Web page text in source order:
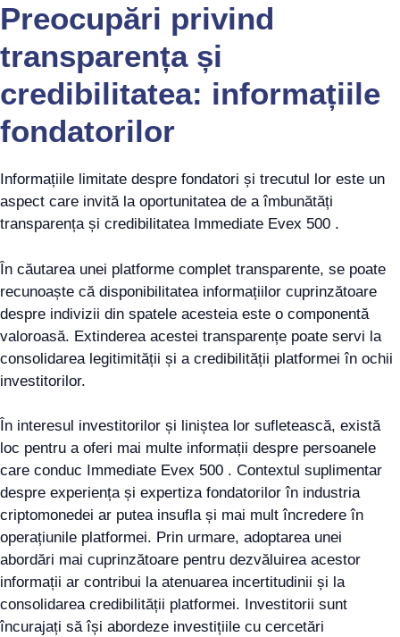
Preocupări privind
transparența și
credibilitatea: informațiile
fondatorilor
Informațiile limitate despre fondatori și trecutul lor este un
aspect care invită la oportunitatea de a îmbunătăți
transparența și credibilitatea Immediate Evex 500 .
În căutarea unei platforme complet transparente, se poate
recunoaște că disponibilitatea informațiilor cuprinzătoare
despre indivizii din spatele acesteia este o componentă
valoroasă. Extinderea acestei transparențe poate servi la
consolidarea legitimității și a credibilității platformei în ochii
investitorilor.
În interesul investitorilor și liniștea lor sufletească, există
loc pentru a oferi mai multe informații despre persoanele
care conduc Immediate Evex 500 . Contextul suplimentar
despre experiența și expertiza fondatorilor în industria
criptomonedei ar putea insufla și mai mult încredere în
operațiunile platformei. Prin urmare, adoptarea unei
abordări mai cuprinzătoare pentru dezvăluirea acestor
informații ar contribui la atenuarea incertitudinii și la
consolidarea credibilității platformei. Investitorii sunt
încurajați să își abordeze investițiile cu cercetări